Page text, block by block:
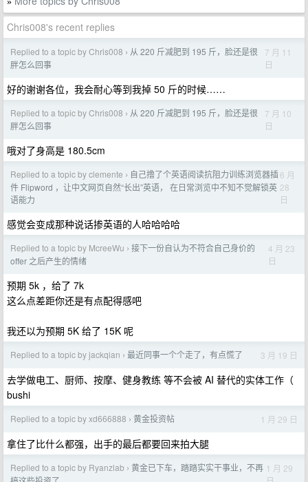
Chris008's recent replies
Replied to a topic by Chris008 › 从 220 斤减肥到 195 斤，脸还是很
胖怎么回事
7 月 11
日
好的谢谢各位，我会耐心等到我掉 50 斤的时候……
Replied to a topic by Chris008 › 从 220 斤减肥到 195 斤，脸还是很
胖怎么回事
7 月 10
日
哦对了身高是 180.5cm
Replied to a topic by clemente › 自己撸了个英语阅读抗阻力训练浏览器插
件 Flipword ，让中文网页自然“长出”英语， 在日常浏览中不知不觉解锁英
语能力
6 月
28
日
感觉会变成那种说话掺英语的人哈哈哈哈
Replied to a topic by McreeWu › 接下一份自认为不符合自己身价的
offer 之后产生的情绪
4 月 23
日
预期 5k ，给了 7k
这么点差距你还是有点配得感吧
我还以为预期 5K 给了 15K 呢
Replied to a topic by jackqian › 最近同事一个个走了，有点慌了 3 月 19 日
去学做电工、厨师、按摩、健身教练 等不会被 AI 替代的实体工作（
bushi
Replied to a topic by xd666888 › 黄金投资帖 1 月 29 日
拿住了比什么都强，出手的最后都要回来拍大腿
Replied to a topic by Ryanzlab › 黄金已下车，踏踏实实干事业，不再 1 月 29